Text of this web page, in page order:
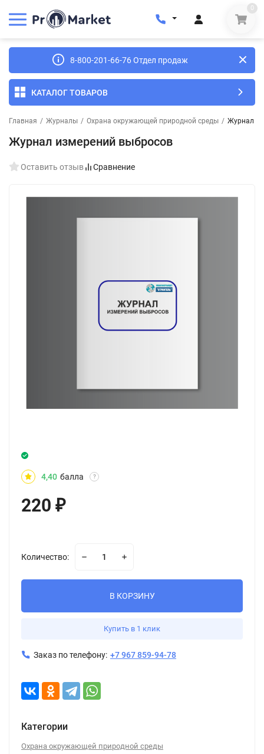
0
8-800-201-66-76 Отдел продаж
КАТАЛОГ ТОВАРОВ
Главная / Журналы / Охрана окружающей природной среды / Журнал
Журнал измерений выбросов
Оставить отзыв Сравнение
4,40 балла ?
220 ₽
Количество:
В КОРЗИНУ
Купить в 1 клик
Заказ по телефону: +7 967 859-94-78
Категории
Охрана окружающей природной среды